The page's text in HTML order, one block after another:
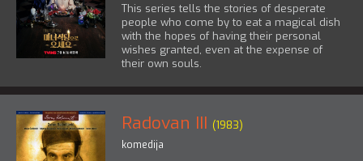
This series tells the stories of desperate
people who come by to eat a magical dish
with the hopes of having their personal
wishes granted, even at the expense of
their own souls.
Radovan III (1983)
komedija